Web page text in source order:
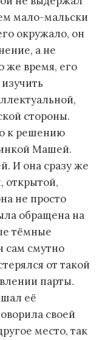
мало-мальски
окружало, он
а не
же время, его
стороны.
к решению
Машей.
И она сразу же
открытой,
не просто
обращена на
тёмные
сам смутно
от такой
парты.
её
своей
место, так